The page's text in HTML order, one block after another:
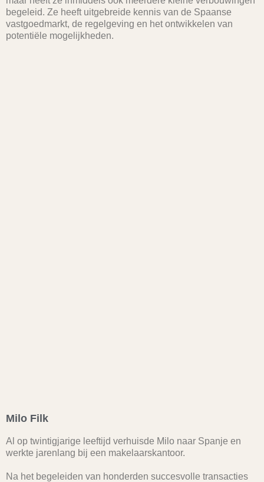
begeleid. Ze heeft uitgebreide kennis van de Spaanse
vastgoedmarkt, de regelgeving en het ontwikkelen van
potentiële mogelijkheden.
Milo Filk
Al op twintigjarige leeftijd verhuisde Milo naar Spanje en
werkte jarenlang bij een makelaarskantoor.
Na het begeleiden van honderden succesvolle transacties